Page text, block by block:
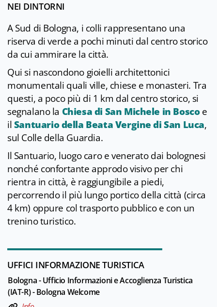
NEI DINTORNI
A Sud di Bologna, i colli rappresentano una
riserva di verde a pochi minuti dal centro storico
da cui ammirare la città.
Qui si nascondono gioielli architettonici
monumentali quali ville, chiese e monasteri. Tra
questi, a poco più di 1 km dal centro storico, si
segnalano la Chiesa di San Michele in Boscoe
ilSantuario della Beata Vergine di San Luca,
sul Colle della Guardia.
Il Santuario, luogo caro e venerato dai bolognesi
nonché confortante approdo visivo per chi
rientra in città, è raggiungibile a piedi,
percorrendo il più lungo portico della città (circa
4 km) oppure col trasporto pubblico e con un
trenino turistico.
UFFICI INFORMAZIONE TURISTICA
Bologna - Ufficio Informazioni e Accoglienza Turistica
(IAT-R) - Bologna Welcome